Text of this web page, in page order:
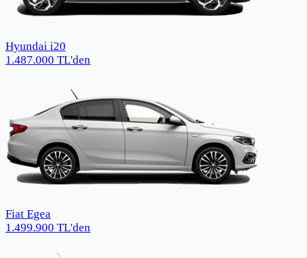
Hyundai i20
1.487.000 TL'den
Fiat Egea
1.499.900 TL'den